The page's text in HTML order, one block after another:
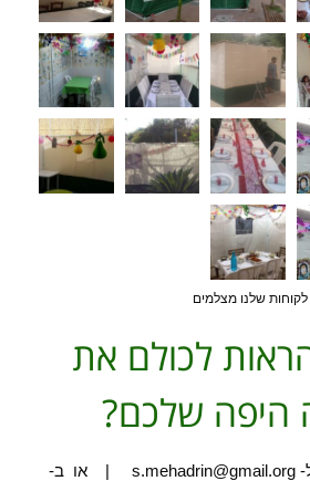
לקוחות שלנו מצלמים
לכולם את
היפה שלכם?
שלחו תמונה במייל ל- s.mehadrin@gmail.org | או ב-